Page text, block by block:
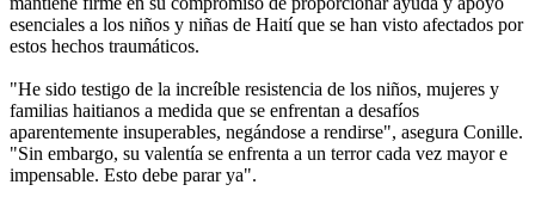
esenciales a los niños y niñas de Haití que se han visto afectados por
estos hechos traumáticos.
"He sido testigo de la increíble resistencia de los niños, mujeres y
familias haitianos a medida que se enfrentan a desafíos
aparentemente insuperables, negándose a rendirse", asegura Conille.
"Sin embargo, su valentía se enfrenta a un terror cada vez mayor e
impensable. Esto debe parar ya".